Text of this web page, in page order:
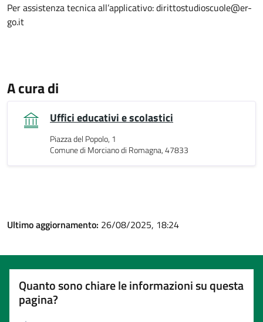
Per assistenza tecnica all’applicativo: dirittostudioscuole@er-
go.it
A cura di
Uffici educativi e scolastici
Piazza del Popolo, 1
Comune di Morciano di Romagna, 47833
Ultimo aggiornamento: 26/08/2025, 18:24
Quanto sono chiare le informazioni su questa
pagina?